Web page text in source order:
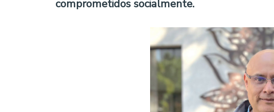
comprometidos socialmente.